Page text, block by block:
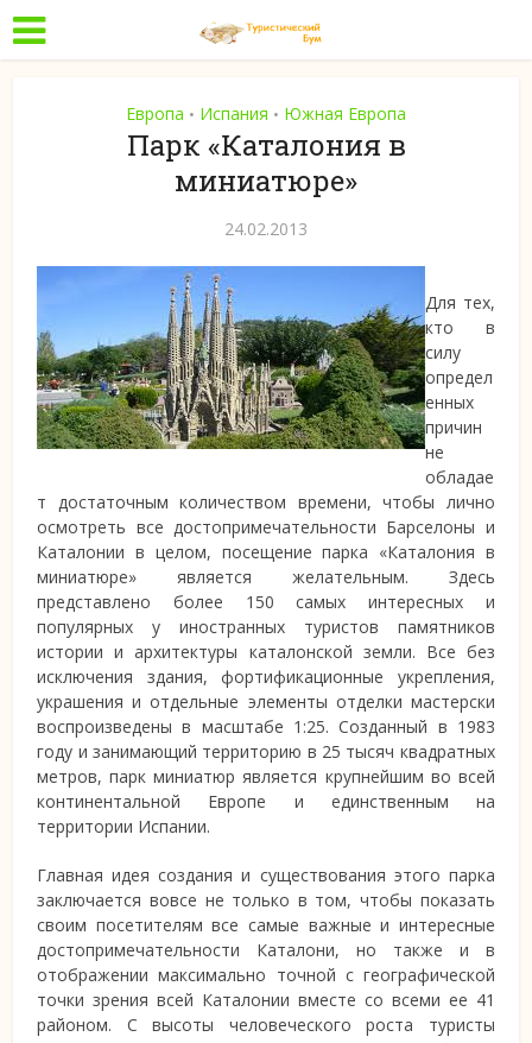
Европа • Испания • Южная Европа
Парк «Каталония в
миниатюре»
24.02.2013
Для тех,
кто в
силу
определ
енных
причин
не
обладае
т достаточным количеством времени, чтобы лично
осмотреть все достопримечательности Барселоны и
Каталонии в целом, посещение парка «Каталония в
миниатюре» является желательным. Здесь
представлено более 150 самых интересных и
популярных у иностранных туристов памятников
истории и архитектуры каталонской земли. Все без
исключения здания, фортификационные укрепления,
украшения и отдельные элементы отделки мастерски
воспроизведены в масштабе 1:25. Созданный в 1983
году и занимающий территорию в 25 тысяч квадратных
метров, парк миниатюр является крупнейшим во всей
континентальной Европе и единственным на
территории Испании.
Главная идея создания и существования этого парка
заключается вовсе не только в том, чтобы показать
своим посетителям все самые важные и интересные
достопримечательности Каталони, но также и в
отображении максимально точной с географической
точки зрения всей Каталонии вместе со всеми ее 41
районом. С высоты человеческого роста туристы